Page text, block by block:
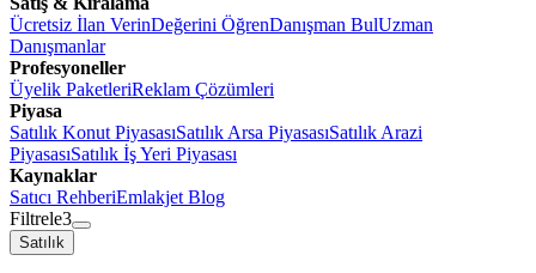
Ücretsiz İlan VerinDeğerini ÖğrenDanışman BulUzman
Danışmanlar
Profesyoneller
Üyelik PaketleriReklam Çözümleri
Piyasa
Satılık Konut PiyasasıSatılık Arsa PiyasasıSatılık Arazi
PiyasasıSatılık İş Yeri Piyasası
Kaynaklar
Satıcı RehberiEmlakjet Blog
Filtrele3
Satılık